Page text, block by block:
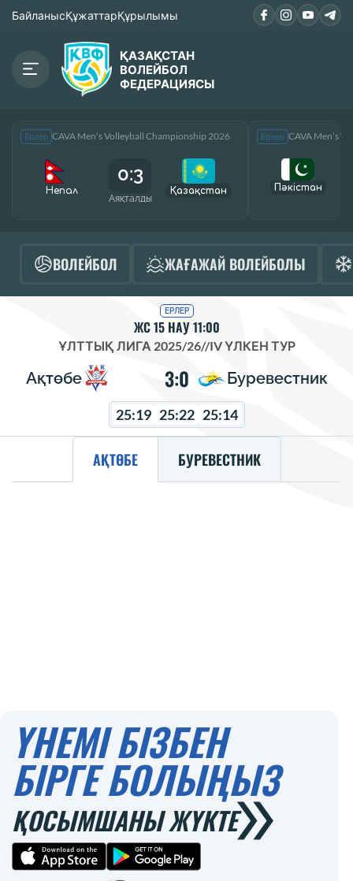
БайланысҚұжаттарҚұрылымы
ҚАЗАҚСТАН
ВОЛЕЙБОЛ
ФЕДЕРАЦИЯСЫ
Ерлер CAVA Men’s Volleyball Championship 2026
Непал
0:3
Аяқталды
Қазақcтан
Ерлер CAVA Men’s
Пәкістан
ВОЛЕЙБОЛ ЖАҒАЖАЙ ВОЛЕЙБОЛЫ
ЕРЛЕР
ЖС 15 НАУ 11:00
ҰЛТТЫҚ ЛИГА 2025/26//IV ҮЛКЕН ТУР
Ақтөбе 3:0 Буревестник
25:19 25:22 25:14
АҚТӨБЕ БУРЕВЕСТНИК
ҮНЕМІ БІЗБЕН
БІРГЕ БОЛЫҢЫЗ
ҚОСЫМШАНЫ ЖҮКТЕ